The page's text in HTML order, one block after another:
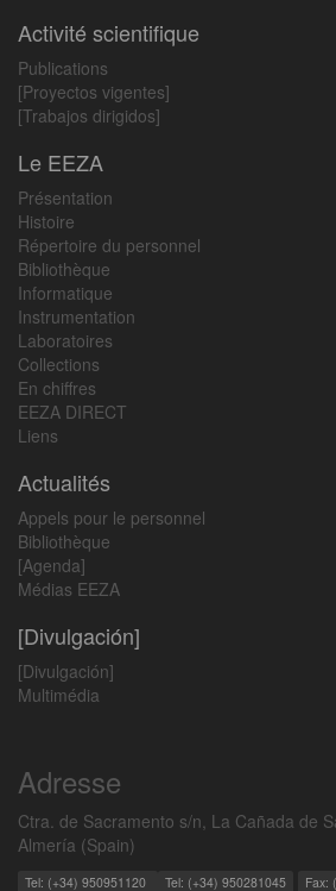
Activité scientifique
Publications
[Proyectos vigentes]
[Trabajos dirigidos]
Le EEZA
Présentation
Histoire
Répertoire du personnel
Bibliothèque
Informatique
Instrumentation
Laboratoires
Collections
En chiffres
EEZA DIRECT
Liens
Actualités
Appels pour le personnel
Bibliothèque
[Agenda]
Médias EEZA
[Divulgación]
[Divulgación]
Multimédia
Adresse
Ctra. de Sacramento s/n, La Cañada de
Almería (Spain)
Tel: (+34) 950951120 Tel: (+34) 950281045 Fax: